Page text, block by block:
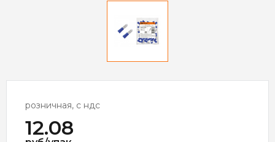
розничная, с ндс
12.08